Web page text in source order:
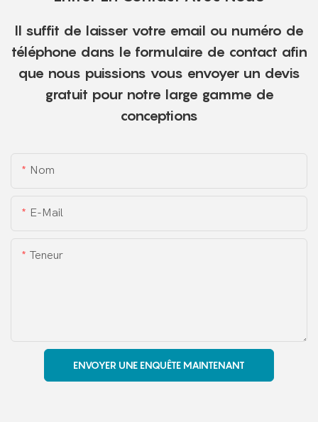
Il suffit de laisser votre email ou numéro de
téléphone dans le formulaire de contact afin
que nous puissions vous envoyer un devis
gratuit pour notre large gamme de
conceptions
Nom
E-Mail
Teneur
ENVOYER UNE ENQUÊTE MAINTENANT